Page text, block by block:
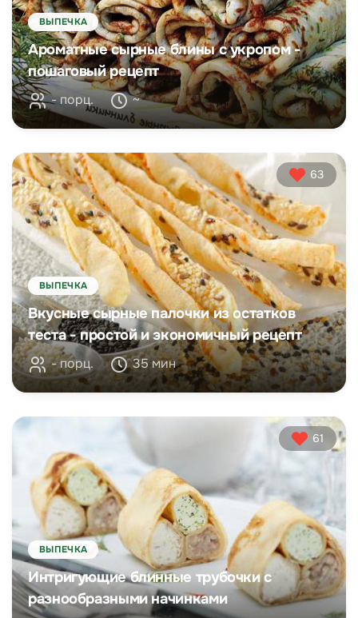
ВЫПЕЧКА
Ароматные сырные блины с укропом -
пошаговый рецепт
- порц. ~
63
ВЫПЕЧКА
Вкусные сырные палочки из остатков
теста - простой и экономичный рецепт
- порц. 35 мин
61
ВЫПЕЧКА
Интригующие блинные трубочки с
разнообразными начинками